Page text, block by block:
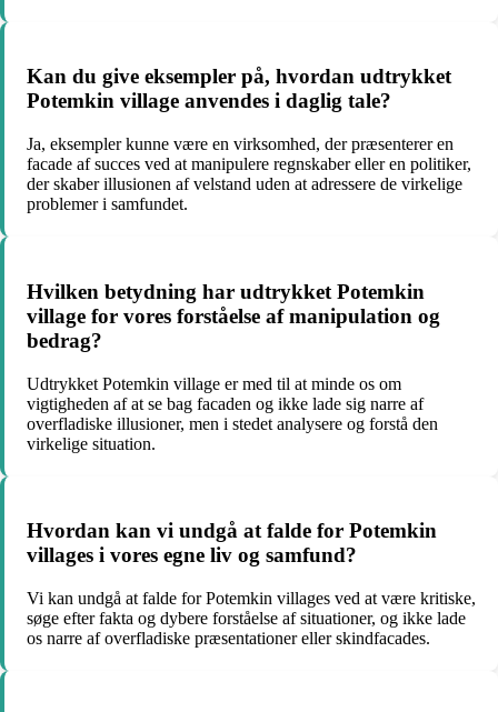
Kan du give eksempler på, hvordan udtrykket
Potemkin village anvendes i daglig tale?
Ja, eksempler kunne være en virksomhed, der præsenterer en
facade af succes ved at manipulere regnskaber eller en politiker,
der skaber illusionen af velstand uden at adressere de virkelige
problemer i samfundet.
Hvilken betydning har udtrykket Potemkin
village for vores forståelse af manipulation og
bedrag?
Udtrykket Potemkin village er med til at minde os om
vigtigheden af at se bag facaden og ikke lade sig narre af
overfladiske illusioner, men i stedet analysere og forstå den
virkelige situation.
Hvordan kan vi undgå at falde for Potemkin
villages i vores egne liv og samfund?
Vi kan undgå at falde for Potemkin villages ved at være kritiske,
søge efter fakta og dybere forståelse af situationer, og ikke lade
os narre af overfladiske præsentationer eller skindfacades.